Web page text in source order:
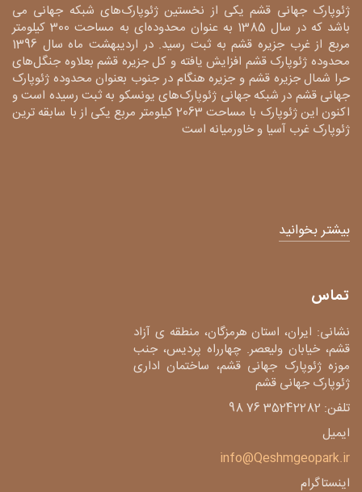
ژئوپارک جهانی قشم یکی از نخستین ژئوپارک‌های شبکه جهانی می
باشد که در سال 1385 به عنوان محدوده‌ای به مساحت 300 کیلومتر
مربع از غرب جزیره قشم به ثبت رسید. در اردیبهشت ماه سال 1396
محدوده ژئوپارک قشم افزایش یافته و کل جزیره قشم بعلاوه جنگل‌های
حرا شمال جزیره قشم و جزیره هنگام در جنوب بعنوان محدوده ژئوپارک
جهانی قشم در شبکه جهانی ژئوپارک‌های یونسکو به ثبت رسیده است و
اکنون این ژئوپارک با مساحت 2063 کیلومتر مربع یکی از با سابقه ترین
ژئوپارک غرب آسیا و خاورمیانه است
بیشتر بخوانید
تماس
نشانی: ایران، استان هرمزگان، منطقه ی آزاد
قشم، خیابان ولیعصر. چهارراه پردیس، جنب
موزه ژئوپارک جهانی قشم، ساختمان اداری
ژئوپارک جهانی قشم
تلفن: 35242282 76 98
ایمیل
info@Qeshmgeopark.ir
اینستاگرام